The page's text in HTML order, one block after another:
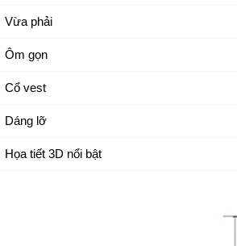
Vừa phải
Ôm gọn
Cổ vest
Dáng lỡ
Họa tiết 3D nổi bật